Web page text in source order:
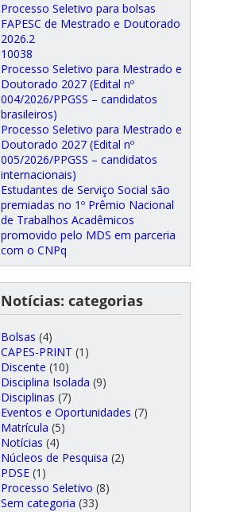
Processo Seletivo para bolsas
FAPESC de Mestrado e Doutorado
2026.2
10038
Processo Seletivo para Mestrado e
Doutorado 2027 (Edital nº
004/2026/PPGSS – candidatos
brasileiros)
Processo Seletivo para Mestrado e
Doutorado 2027 (Edital nº
005/2026/PPGSS – candidatos
internacionais)
Estudantes de Serviço Social são
premiadas no 1º Prêmio Nacional
de Trabalhos Acadêmicos
promovido pelo MDS em parceria
com o CNPq
Notícias: categorias
Bolsas (4)
CAPES-PRINT (1)
Discente (10)
Disciplina Isolada (9)
Disciplinas (7)
Eventos e Oportunidades (7)
Matrícula (5)
Notícias (4)
Núcleos de Pesquisa (2)
PDSE (1)
Processo Seletivo (8)
Sem categoria (33)